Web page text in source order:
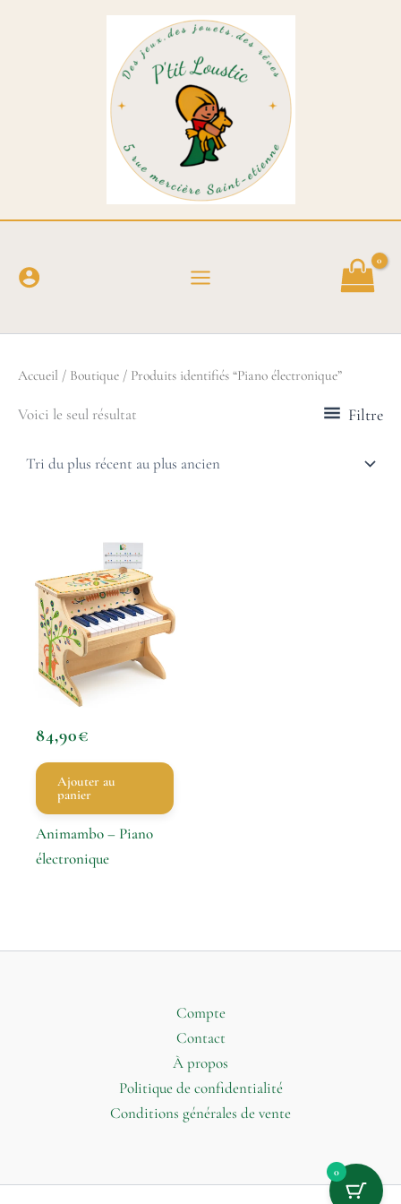
Accueil / Boutique / Produits identifiés “Piano électronique”
Voici le seul résultat Filtre
84,90€
Ajouter au
panier
Animambo – Piano
électronique
Compte
Contact
À propos
Politique de confidentialité
Conditions générales de vente
0